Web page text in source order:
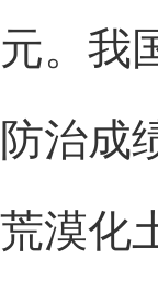
元。我
防治成
荒漠化